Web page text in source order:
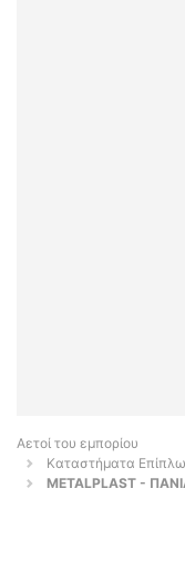
Αετοί του εμπορίου
Καταστήματα
METALPLAST -